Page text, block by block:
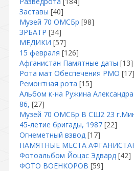
Заставы [40]
Музей 70 ОМСБр [98]
ЗРБАТР [34]
МЕДИКИ [57]
15 февраля [126]
Афганистан Памятные даты [13]
Рота мат Обеспечения РМО [17]
Ремонтная рота [15]
Альбом к-на Ружина
86, [27]
Музей 70 ОМСБр В СШ2 23
45-летие бригады, 1987 [22]
Огнеметный взвод [17]
ПАМЯТНЫЕ МЕСТА
Фотоальбом Йоцас Эдвард [42]
ФОТО ВОЕНКОРОВ [59]